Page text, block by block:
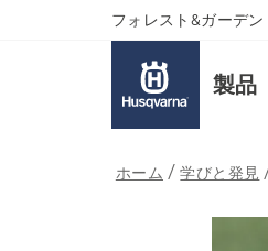
フォレスト&ガーデン
製品
ホーム 学びと発見